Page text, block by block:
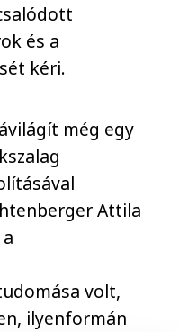
és a
kéri.
még egy
Attila
volt,
ilyenformán